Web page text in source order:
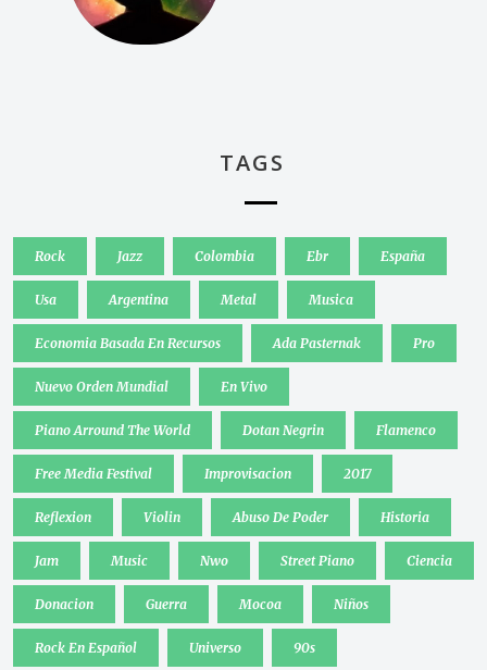
TAGS
Rock Jazz Colombia Ebr España
Usa Argentina Metal Musica
Economia Basada En Recursos Ada Pasternak Pro
Nuevo Orden Mundial En Vivo
Piano Arround The World Dotan Negrin Flamenco
Free Media Festival Improvisacion 2017
Reflexion Violin Abuso De Poder Historia
Jam Music Nwo Street Piano Ciencia
Donacion Guerra Mocoa Niños
Rock En Español Universo 90s